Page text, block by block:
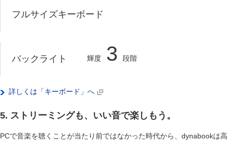
フルサイズキーボード
バックライト
ッ
ク
輝度 3 段階
詳しくは「キーボード」へ
5. ストリーミングも、いい音で楽しもう。
PCで音楽を聴くことが当たり前ではなかった時代から、dynabookは高